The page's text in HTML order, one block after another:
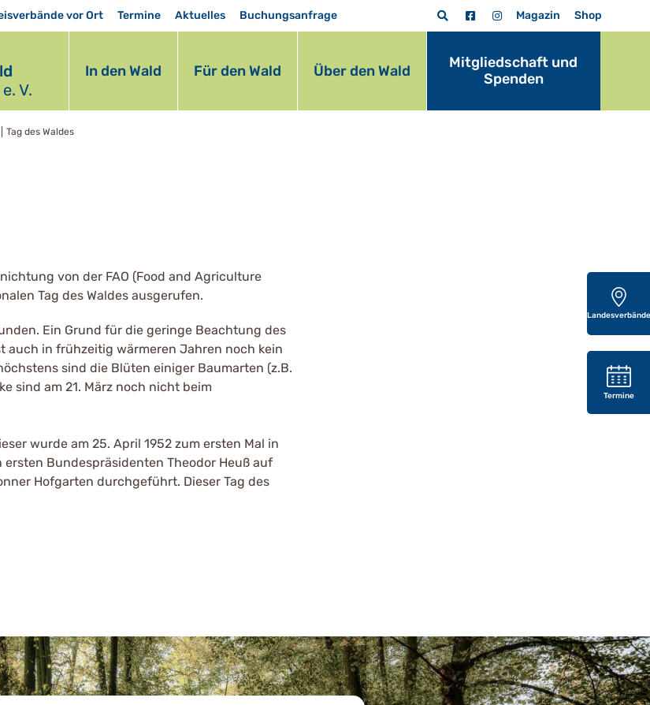
vor Ort Termine Aktuelles Buchungsanfrage Magazin Shop
V.
In den Wald Für den Wald Über den Wald
Mitgliedschaft und
Spenden
Tag des Waldes
von der FAO (Food and Agriculture
Tag des Waldes ausgerufen.
Ein Grund für die geringe Beachtung des
auch in frühzeitig wärmeren Jahren noch kein
sind die Blüten einiger Baumarten (z.B.
sind am 21. März noch nicht beim
wurde am 25. April 1952 zum ersten Mal in
Bundespräsidenten Theodor Heuß auf
Hofgarten durchgeführt. Dieser Tag des
Landesverbände
Termine